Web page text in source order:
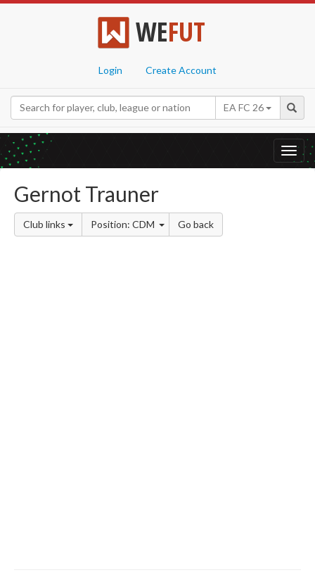
WEFUT
Login Create Account
EA FC 26
Gernot Trauner
Club links Position: CDM Go back